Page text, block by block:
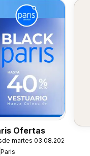
Ofertas
martes 03.08.2026
Paris